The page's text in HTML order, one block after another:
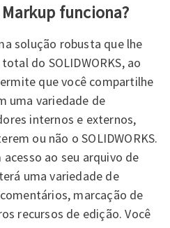
funciona?
solução robusta que lhe
do SOLIDWORKS, ao
que você compartilhe
uma variedade de
internos e externos,
ou não o SOLIDWORKS.
ao seu arquivo de
uma variedade de
marcação de
recursos de edição. Você